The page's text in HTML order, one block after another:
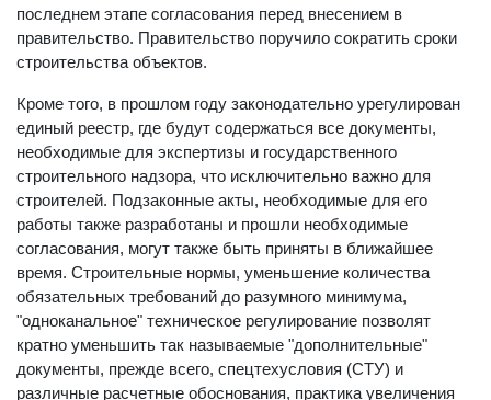
необходимые для этого, разработаны и находятся на
последнем этапе согласования перед внесением в
правительство. Правительство поручило сократить сроки
Кроме того, в прошлом году законодательно урегулирован
единый реестр, где будут содержаться все документы,
необходимые для экспертизы и государственного
строительного надзора, что исключительно важно для
строителей. Подзаконные акты, необходимые для его
работы также разработаны и прошли необходимые
согласования, могут также быть приняты в ближайшее
время. Строительные нормы, уменьшение количества
обязательных требований до разумного минимума,
"одноканальное" техническое регулирование позволят
кратно уменьшить так называемые "дополнительные"
документы, прежде всего, спецтехусловия (СТУ) и